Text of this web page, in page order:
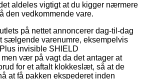
aldeles vigtigt at du kigger nærmere
den vedkommende vare.
på nettet annoncerer dag-til-dag
sælgende varenumre, eksempelvis
invisible SHIELD
vær på vagt da det antager at
for et aftalt klokkeslæt, så at de
at få pakken ekspederet inden